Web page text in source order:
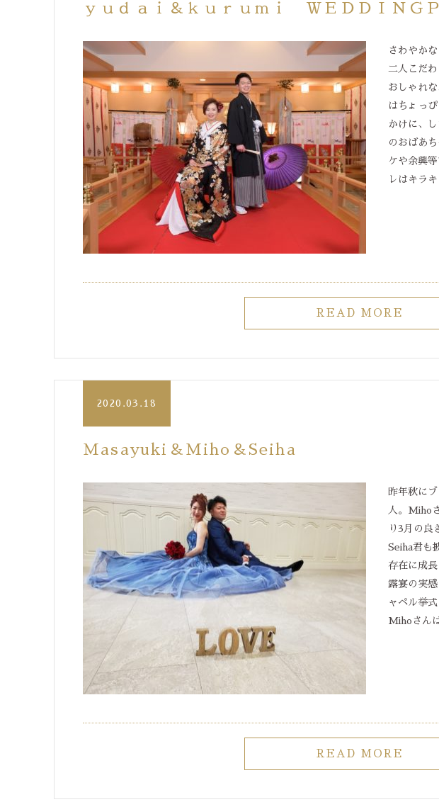
ｙｕｄａｉ＆ｋｕｒｕｍｉ ＷＥＤＤＩＮ
さわやか
二人こだ
おしゃれ
はちょっ
かけに、
のおばあ
ケや余興
レはキラ
READ MORE
2020.03.18
Masayuki＆Miho＆Seiha
昨年秋に
人。Miho
り3月の良
Seiha君も
存在に成
露宴の実
ャペル挙
Mihoさん
READ MORE